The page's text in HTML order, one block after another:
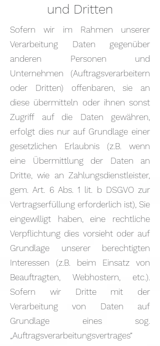
und Dritten
Sofern wir im Rahmen unserer
Verarbeitung Daten gegenüber
anderen Personen und
Unternehmen (Auftragsverarbeitern
oder Dritten) offenbaren, sie an
diese übermitteln oder ihnen sonst
Zugriff auf die Daten gewähren,
erfolgt dies nur auf Grundlage einer
gesetzlichen Erlaubnis (z.B. wenn
eine Übermittlung der Daten an
Dritte, wie an Zahlungsdienstleister,
gem. Art. 6 Abs. 1 lit. b DSGVO zur
Vertragserfüllung erforderlich ist), Sie
eingewilligt haben, eine rechtliche
Verpflichtung dies vorsieht oder auf
Grundlage unserer berechtigten
Interessen (z.B. beim Einsatz von
Beauftragten, Webhostern, etc.).
Sofern wir Dritte mit der
Verarbeitung von Daten auf
Grundlage eines sog.
„Auftragsverarbeitungsvertrages“